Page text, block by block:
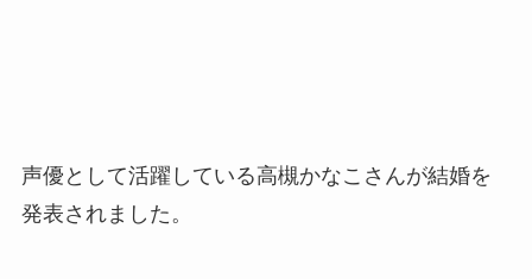
声優として活躍している高槻かなこさんが結婚を
発表されました。